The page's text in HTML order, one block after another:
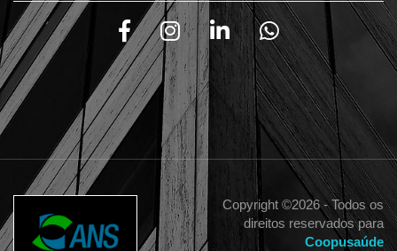
Copyright ©2026 - Todos os
direitos reservados para
Coopusaúde